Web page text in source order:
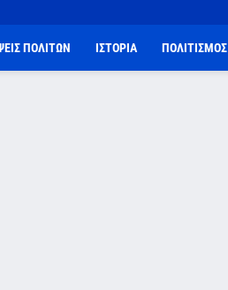
ΠΟΛΙΤΩΝ ΙΣΤΟΡΙΑ ΠΟΛΙΤΙΣΜΟΣ